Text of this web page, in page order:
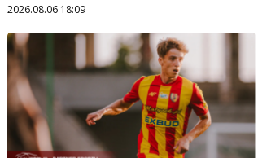
2026.08.06 18:09